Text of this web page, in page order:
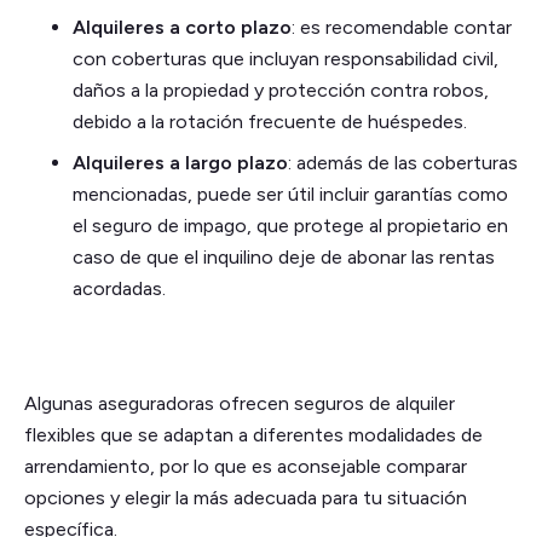
Alquileres a corto plazo: es recomendable contar
con coberturas que incluyan responsabilidad civil,
daños a la propiedad y protección contra robos,
debido a la rotación frecuente de huéspedes.
Alquileres a largo plazo: además de las coberturas
mencionadas, puede ser útil incluir garantías como
el seguro de impago, que protege al propietario en
caso de que el inquilino deje de abonar las rentas
acordadas.
Algunas aseguradoras ofrecen seguros de alquiler
flexibles que se adaptan a diferentes modalidades de
arrendamiento, por lo que es aconsejable comparar
opciones y elegir la más adecuada para tu situación
específica.